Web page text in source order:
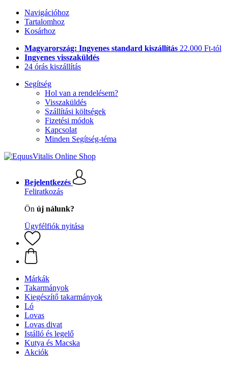
Navigációhoz
Tartalomhoz
Kosárhoz
Magyarország: Ingyenes standard kiszállítás 22.000 Ft-tól
Ingyenes visszaküldés
24 órás kiszállítás
Segítség
Hol van a rendelésem?
Visszaküldés
Szállítási költségek
Fizetési módok
Kapcsolat
Minden Segítség-téma
Bejelentkezés
Feliratkozás
Ön új nálunk?
Ügyfélfiók nyitása
Márkák
Takarmányok
Kiegészítő takarmányok
Ló
Lovas
Lovas divat
Istálló és legelő
Kutya és Macska
Akciók